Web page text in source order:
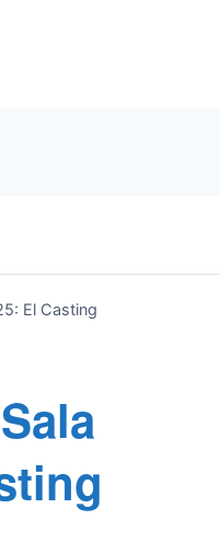
El Casting